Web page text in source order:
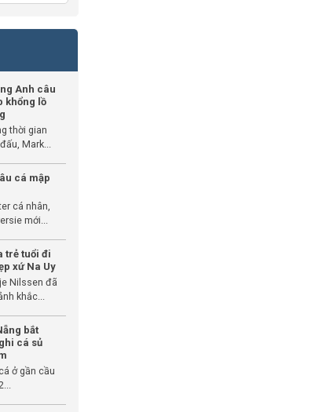
Anh câu
khổng lồ
thời gian
Mark...
cá mập
cá nhân,
mới...
trẻ tuổi đi
xứ Na Uy
Nilssen đã
khắc...
bắt
cá sủ
ở gần cầu